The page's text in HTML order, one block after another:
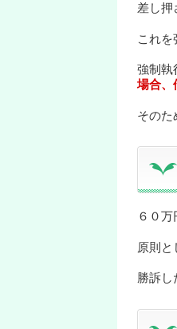
差し押
これを
強制執
場合、
そのた
６０万
原則と
勝訴し